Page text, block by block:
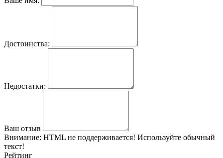
Достоинства:
Недостатки:
Ваш отзыв
Внимание: HTML не поддерживается! Используйте обычный
текст!
Рейтинг